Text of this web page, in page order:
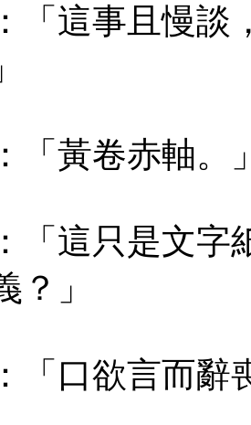
這事且慢談
黃卷赤軸。
這只是文字
？」
口欲言而辭